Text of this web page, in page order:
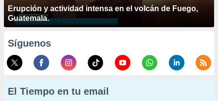
Erupción y actividad intensa en el volcán de Fuego,
Guatemala.
Síguenos
El Tiempo en tu email